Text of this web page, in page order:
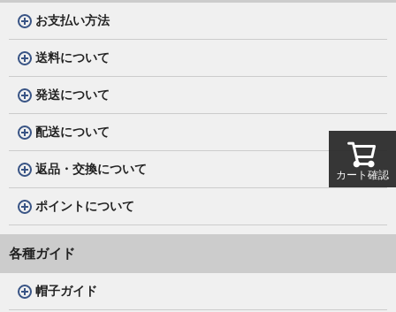
お支払い方法
送料について
発送について
配送について
返品・交換について
ポイントについて
各種ガイド
帽子ガイド
カート確認